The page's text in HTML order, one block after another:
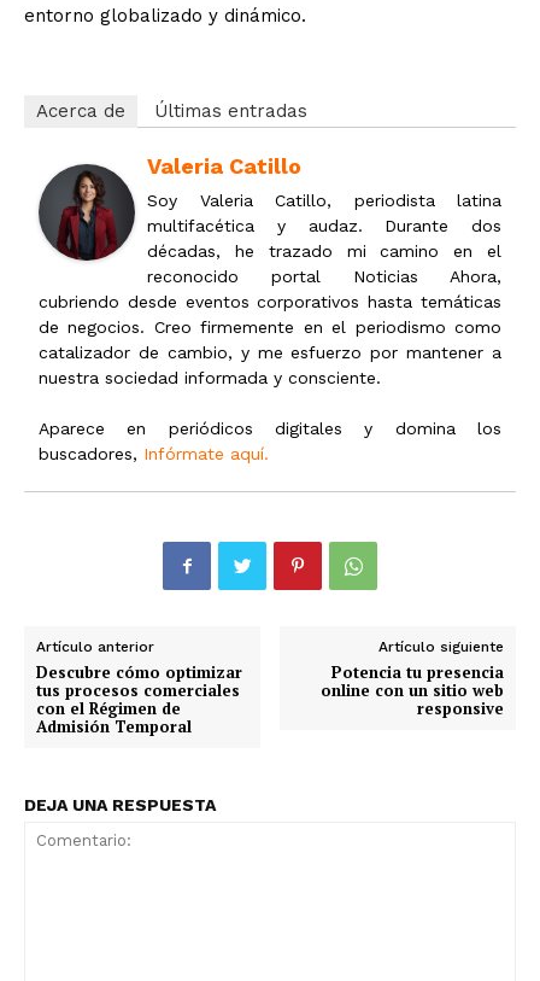
entorno globalizado y dinámico.
Acerca de Últimas entradas
Valeria Catillo
Soy Valeria Catillo, periodista latina
multifacética y audaz. Durante dos
décadas, he trazado mi camino en el
reconocido portal Noticias Ahora,
cubriendo desde eventos corporativos hasta temáticas
de negocios. Creo firmemente en el periodismo como
catalizador de cambio, y me esfuerzo por mantener a
nuestra sociedad informada y consciente.
Aparece en periódicos digitales y domina los
buscadores, Infórmate aquí.
Artículo anterior
Descubre cómo optimizar
tus procesos comerciales
con el Régimen de
Admisión Temporal
Artículo siguiente
Potencia tu presencia
online con un sitio web
responsive
DEJA UNA RESPUESTA